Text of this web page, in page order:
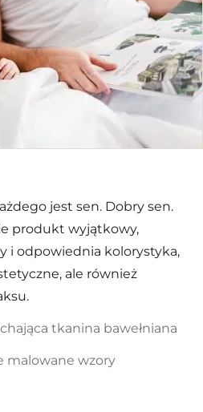
jest sen. Dobry sen.
produkt wyjątkowy,
i odpowiednia kolorystyka,
ale również
tkanina bawełniana
malowane wzory